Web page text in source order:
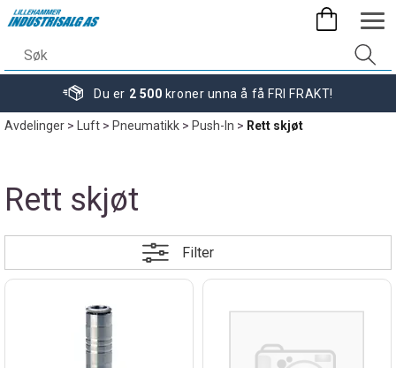
Du er 2 500 kroner unna å få FRI FRAKT!
Avdelinger> Luft>Pneumatikk>Push-In> Rett skjøt
Rett skjøt
Filter